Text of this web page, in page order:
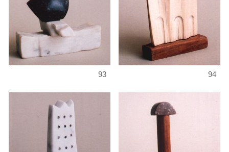
93 94